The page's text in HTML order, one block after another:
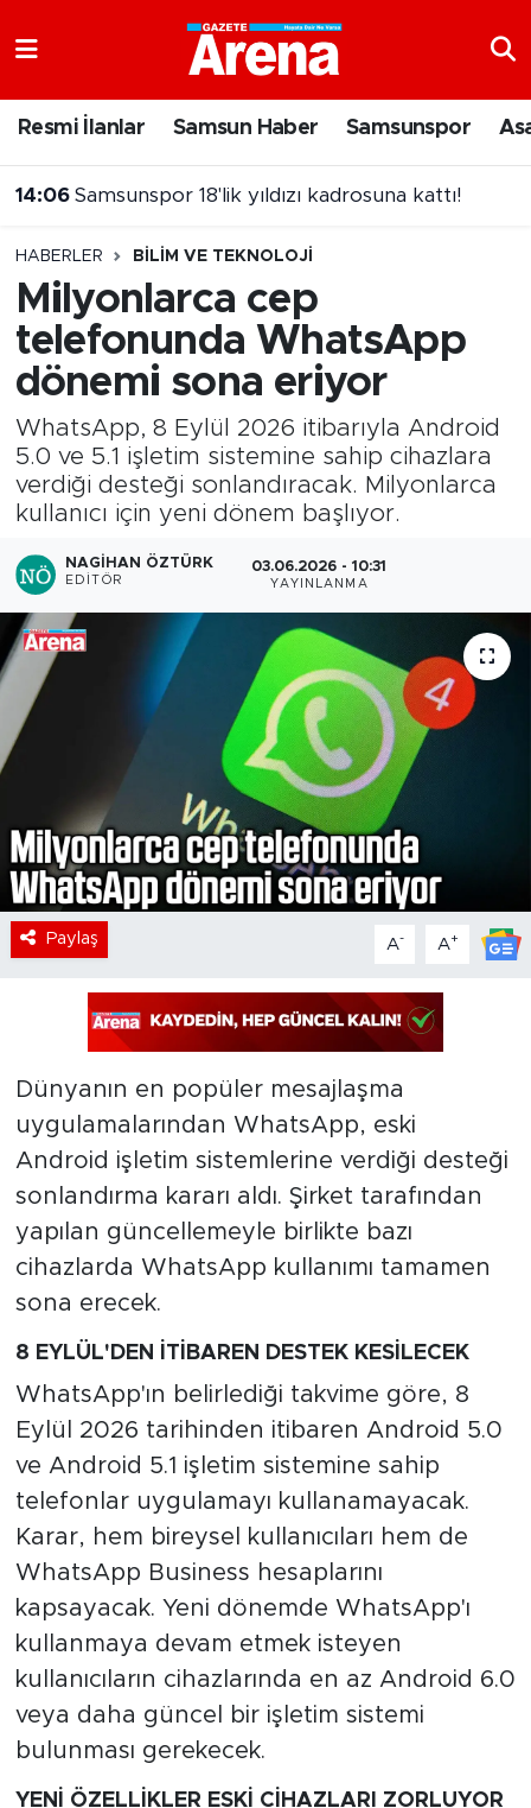
Resmi İlanlar Samsun Haber Samsunspor
14:06 Samsunspor 18'lik yıldızı kadrosuna kattı!
HABERLER BILIM VE TEKNOLOJI
Milyonlarca cep
telefonunda WhatsApp
dönemi sona eriyor
WhatsApp, 8 Eylül 2026 itibarıyla Android
5.0 ve 5.1 işletim sistemine sahip cihazlara
verdiği desteği sonlandıracak. Milyonlarca
kullanıcı için yeni dönem başlıyor.
NAGIHAN ÖZTÜRK
EDITÖR
03.06.2026 - 10:31
YAYINLANMA
Paylaş A- A+
Dünyanın en popüler mesajlaşma
uygulamalarından WhatsApp, eski
Android işletim sistemlerine verdiği desteği
sonlandırma kararı aldı. Şirket tarafından
yapılan güncellemeyle birlikte bazı
cihazlarda WhatsApp kullanımı tamamen
sona erecek.
8 EYLÜL'DEN İTİBAREN DESTEK KESİLECEK
WhatsApp'ın belirlediği takvime göre, 8
Eylül 2026 tarihinden itibaren Android 5.0
ve Android 5.1 işletim sistemine sahip
telefonlar uygulamayı kullanamayacak.
Karar, hem bireysel kullanıcıları hem de
WhatsApp Business hesaplarını
kapsayacak. Yeni dönemde WhatsApp'ı
kullanmaya devam etmek isteyen
kullanıcıların cihazlarında en az Android 6.0
veya daha güncel bir işletim sistemi
bulunması gerekecek.
YENİ ÖZELLİKLER ESKİ CİHAZLARI ZORLUYOR
Samsun Namaz Vakitleri
Süper Lig Puan Durumu ve Fikstür
Tüm Manşetler
Son Dakika Haberleri
Haber Arşivi